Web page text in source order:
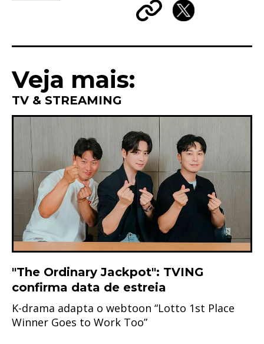
WhatsAppFacebook
Veja mais:
TV & STREAMING
"The Ordinary Jackpot": TVING
confirma data de estreia
K-drama adapta o webtoon “Lotto 1st Place
Winner Goes to Work Too”